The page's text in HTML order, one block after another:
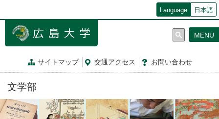
ン
動
Language 日本語
サイトマップ 交通アクセス お問い合わせ
MENU
文学部